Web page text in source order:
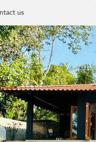
us